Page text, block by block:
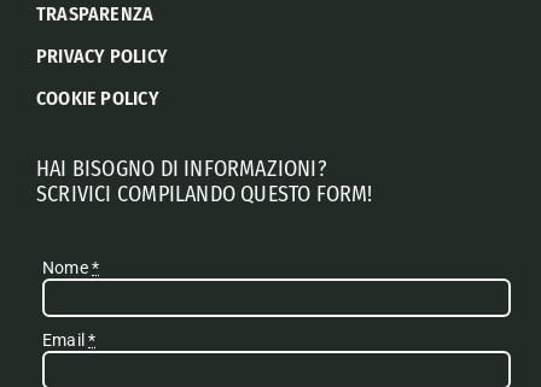
TRASPARENZA
PRIVACY POLICY
COOKIE POLICY
HAI BISOGNO DI INFORMAZIONI?
SCRIVICI COMPILANDO QUESTO FORM!
Nome*
Email*